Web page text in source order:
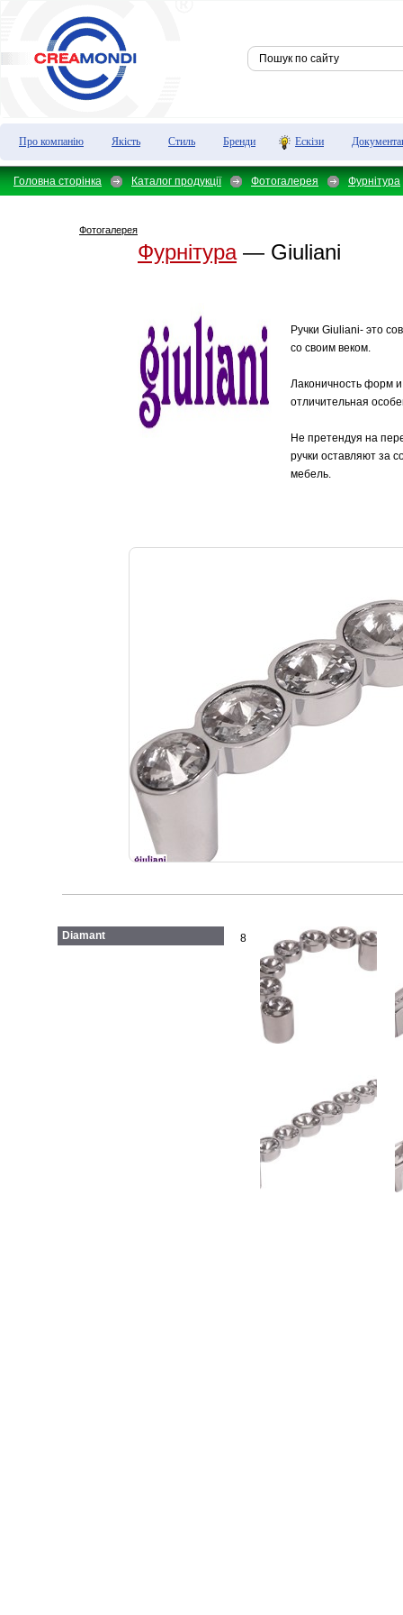
Про компанію Якість Стиль Бренди Ескізи
Головна сторінка Каталог продукції Фотогалерея Фурнітура
Фотогалерея
Фурнітура— Giuliani
Ручки Giuliani- это
со своим веком.
Лаконичность форм
отличительная
Не претендуя на
ручки оставляют за
мебель.
Diamant 8